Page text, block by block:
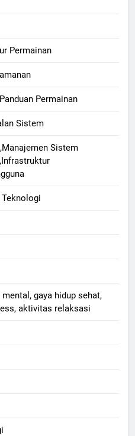
Permainan
Permainan
Sistem
Sistem
Teknologi
gaya hidup sehat,
aktivitas relaksasi